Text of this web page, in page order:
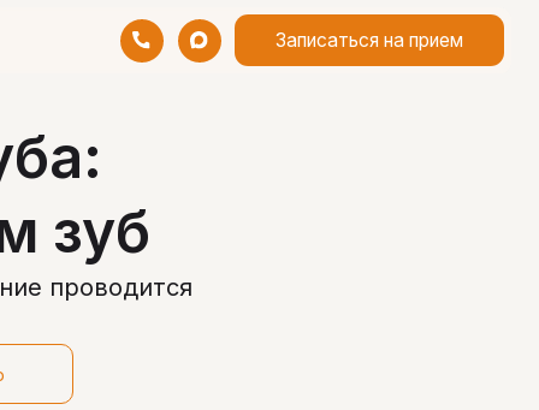
Записаться на прием
зуб
проводится